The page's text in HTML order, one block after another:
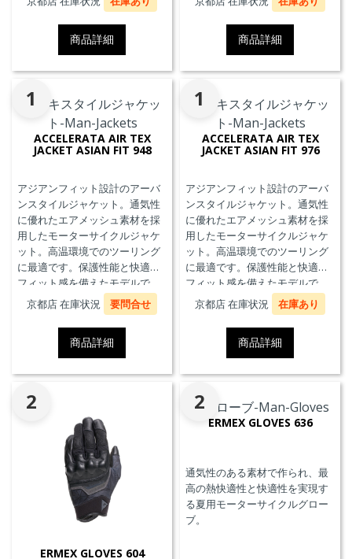
商品詳細 商品詳細
1
ACCELERATA AIR TEX
JACKET ASIAN FIT 948
アジアンフィット設計のアーバ
ンスタイルジャケット。通気性
に優れたエアメッシュ素材を採
用したモーターサイクルジャケ
ット。高温環境でのツーリング
に最適です。保護性能と快適な
フィット感を備えたモデルで
す。
京都店 在庫状況 要問合せ
商品詳細
1
ACCELERATA AIR TEX
JACKET ASIAN FIT 976
アジアンフィット設計のアーバ
ンスタイルジャケット。通気性
に優れたエアメッシュ素材を採
用したモーターサイクルジャケ
ット。高温環境でのツーリング
に最適です。保護性能と快適な
フィット感を備えたモデルで
す。
京都店 在庫状況 在庫あり
商品詳細
2
ERMEX GLOVES 604
2
ERMEX GLOVES 636
通気性のある素材で作られ、最
高の熱快適性と快適性を実現す
る夏用モーターサイクルグロー
ブ。